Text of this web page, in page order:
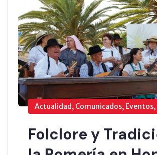
Actualidad, Comunicados, Eventos,
Folclore y